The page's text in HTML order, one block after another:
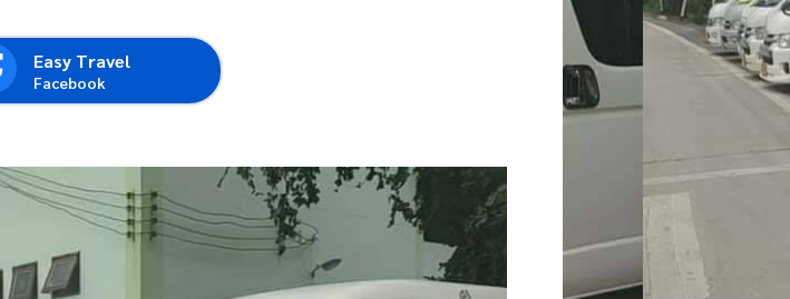
Easy Travel
Facebook